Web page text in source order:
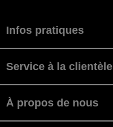
Infos pratiques
Service à la clientèle
À propos de nous